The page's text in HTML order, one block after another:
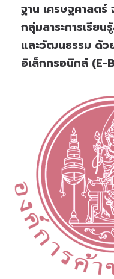
ฐาน เศรษฐศาสตร์
กลุ่มสาระการเรีย
และวัฒนธรรม ด้ว
อิเล็กทรอนิกส์ (e-